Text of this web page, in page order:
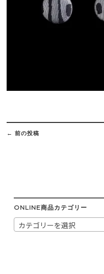
Post
navigation
← 前の投稿
ONLINE商品カテゴリー
カテゴリーを選択